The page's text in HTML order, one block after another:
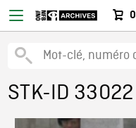
0
STK-ID 33022